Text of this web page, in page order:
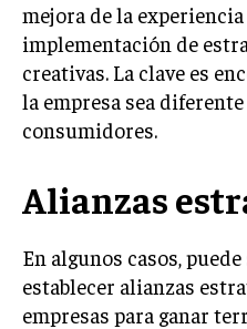
LIDERAZGO
HABILIDADES
EMPRENDIMIENTO
FINANZAS
GESTIÓN DE
INVERSIONES Y
mejora de la
implementación de
creativas. La clave es
la empresa sea
consumidores.
Alianzas
En algunos casos,
establecer alianzas
empresas para ganar